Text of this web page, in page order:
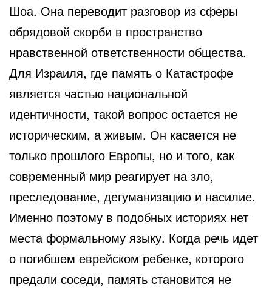
Шоа. Она переводит разговор из сферы
обрядовой скорби в пространство
нравственной ответственности общества.
Для Израиля, где память о Катастрофе
является частью национальной
идентичности, такой вопрос остается не
историческим, а живым. Он касается не
только прошлого Европы, но и того, как
современный мир реагирует на зло,
преследование, дегуманизацию и насилие.
Именно поэтому в подобных историях нет
места формальному языку. Когда речь идет
о погибшем еврейском ребенке, которого
предали соседи, память становится не